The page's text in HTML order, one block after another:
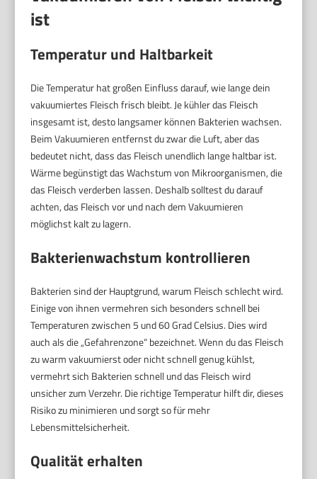
ist
Temperatur und Haltbarkeit
Die Temperatur hat großen Einfluss darauf, wie lange dein
vakuumiertes Fleisch frisch bleibt. Je kühler das Fleisch
insgesamt ist, desto langsamer können Bakterien wachsen.
Beim Vakuumieren entfernst du zwar die Luft, aber das
bedeutet nicht, dass das Fleisch unendlich lange haltbar ist.
Wärme begünstigt das Wachstum von Mikroorganismen, die
das Fleisch verderben lassen. Deshalb solltest du darauf
achten, das Fleisch vor und nach dem Vakuumieren
möglichst kalt zu lagern.
Bakterienwachstum kontrollieren
Bakterien sind der Hauptgrund, warum Fleisch schlecht wird.
Einige von ihnen vermehren sich besonders schnell bei
Temperaturen zwischen 5 und 60 Grad Celsius. Dies wird
auch als die „Gefahrenzone“ bezeichnet. Wenn du das Fleisch
zu warm vakuumierst oder nicht schnell genug kühlst,
vermehrt sich Bakterien schnell und das Fleisch wird
unsicher zum Verzehr. Die richtige Temperatur hilft dir, dieses
Risiko zu minimieren und sorgt so für mehr
Lebensmittelsicherheit.
Qualität erhalten